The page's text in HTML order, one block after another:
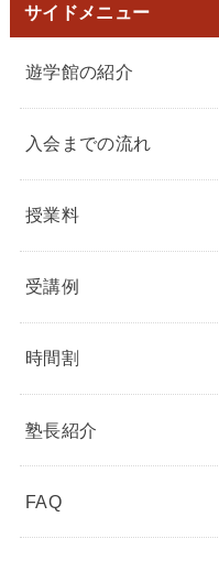
サイドメニュー
遊学館の紹介
入会までの流れ
授業料
受講例
時間割
塾長紹介
FAQ